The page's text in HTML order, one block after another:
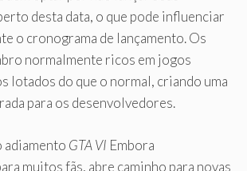
desta data, o que pode influenciar
o cronograma de lançamento. Os
normalmente ricos em jogos
lotados do que o normal, criando uma
para os desenvolvedores.
adiamento GTA VI Embora
muitos fãs, abre caminho para novas